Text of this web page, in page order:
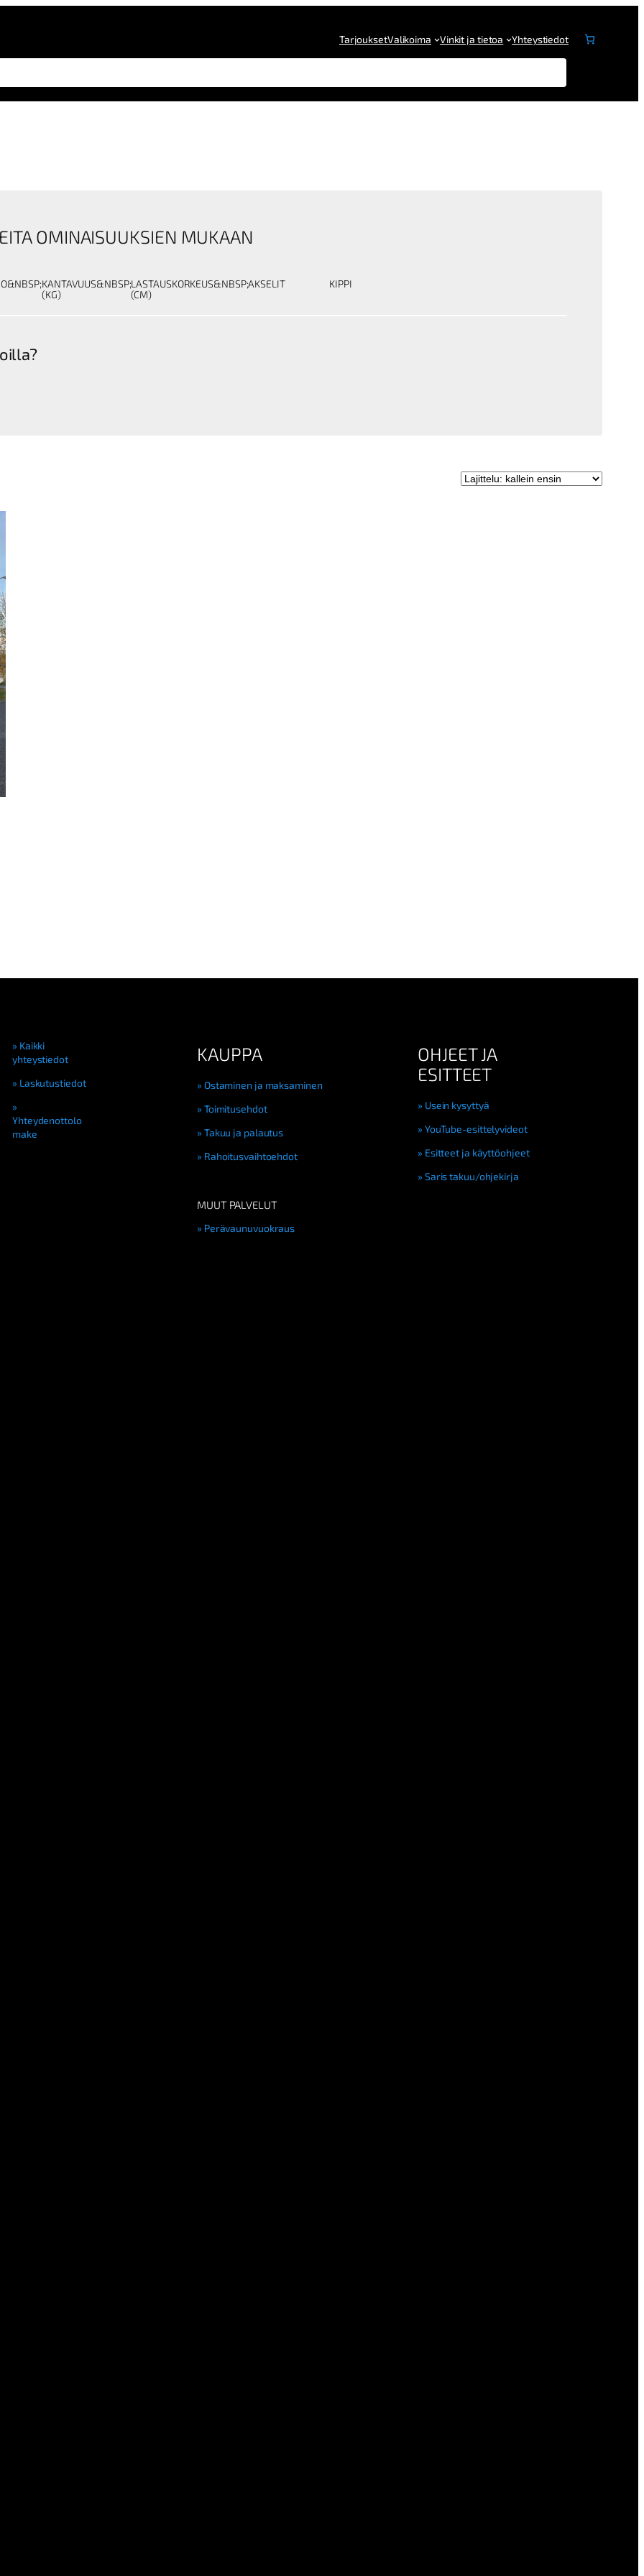
TarjouksetValikoima Vinkit ja tietoa Yhteystiedot
OMINAISUUKSIEN MUKAAN
KANTAVUUS&NBSP;
(KG)
LASTAUSKORKEUS&NBSP;
(CM)
AKSELIT KIPPI
Kaikki
yhteystiedot
Laskutustiedot
Yhteydenottolo
make
KAUPPA
Ostaminen ja maksaminen
Toimitusehdot
Takuu ja palautus
Rahoitusvaihtoehdot
MUUT PALVELUT
Perävaunuvuokraus
OHJEET JA
ESITTEET
Usein kysyttyä
YouTube-esittelyvideot
Esitteet ja käyttöohjeet
Saris takuu/ohjekirja